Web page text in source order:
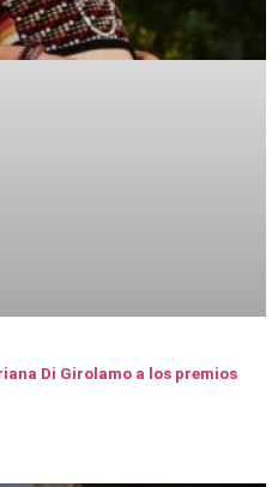
Di Girolamo a los premios